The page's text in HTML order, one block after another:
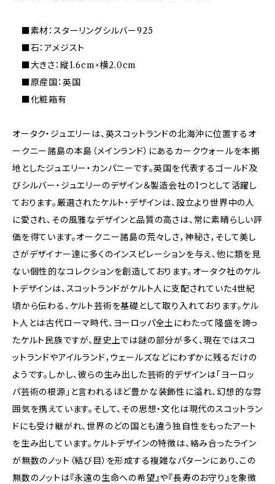
■素材：スターリングシルバー925
■石：アメジスト
■大きさ：縦1.6cm×横2.0cm
■原産国：英国
■化粧箱有
オータク・ジュエリーは、英スコットランドの北海沖に位置するオ
ークニー諸島の本島（メインランド）にあるカークウォールを本拠
地としたジュエリー・カンパニーです。英国を代表するゴールド及
びシルバー・ジュエリーのデザイン＆製造会社の1つとして活躍し
ております。厳選されたケルト・デザインは、設立より世界中の人
に愛され、その風雅なデザインと品質の高さは、常に素晴らしい評
価を得ています。オークニー諸島の荒々しさ，神秘さ，そして美し
さがデザイナー達に多くのインスピレーションを与え、他に類を見
ない個性的なコレクションを創造しております。オータク社のケル
トデザインは、スコットランドがケルト人に支配されていた4世紀
頃から伝わる、ケルト芸術を基礎として取り入れております。ケル
ト人とは古代ローマ時代、ヨーロッパ全土にわたって隆盛を誇っ
たケルト民族ですが、歴史上では謎の部分が多く、現在ではスコ
ットランドやアイルランド，ウェールズなどにわずかに残るだけの
ようです。しかし、彼らの生み出した芸術的デザインは「ヨーロッ
パ芸術の根源」と言われるほど豊かな装飾性に溢れ、幻想的な雰
囲気を携えています。そして、その思想・文化は現代のスコットラン
ドにも受け継がれ、世界のどの国とも違う独自性をもったアート
を生み出しています。ケルトデザインの特徴は、絡み合ったライン
が無数のノット（結び目）を形成する複雑なパターンにあり、この
無数のノットは『永遠の生命への希望』や『長寿のお守り』を象徴